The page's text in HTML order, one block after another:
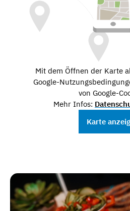
Mit dem Öffnen der Karte
Google-
von Google-
Mehr Infos:
Karte